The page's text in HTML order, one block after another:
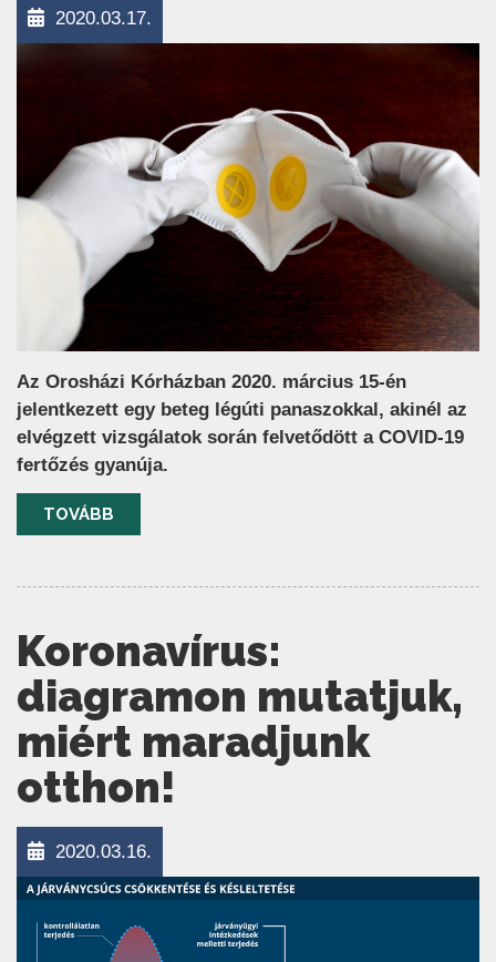
2020.03.17.
Az Orosházi Kórházban 2020. március 15-én
jelentkezett egy beteg légúti panaszokkal, akinél az
elvégzett vizsgálatok során felvetődött a COVID-19
fertőzés gyanúja.
TOVÁBB
Koronavírus:
diagramon mutatjuk,
miért maradjunk
otthon!
2020.03.16.